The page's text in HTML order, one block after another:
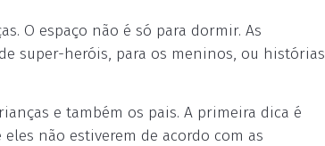
O espaço não é só para dormir. As
super-heróis, para os meninos, ou histórias
e também os pais. A primeira dica é
não estiverem de acordo com as